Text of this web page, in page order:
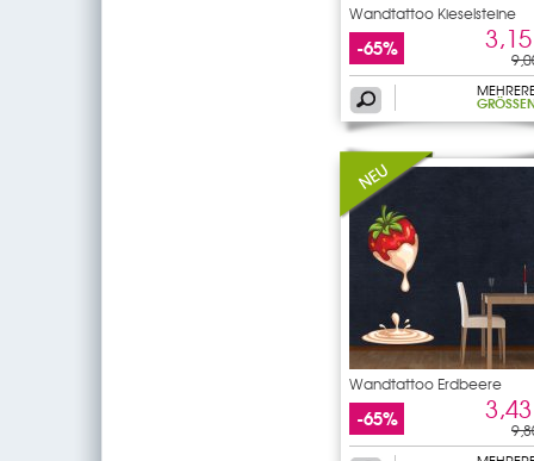
Wandtattoo Kieselsteine
-65%
GRÖSSEN
Wandtattoo Erdbeere
-65%